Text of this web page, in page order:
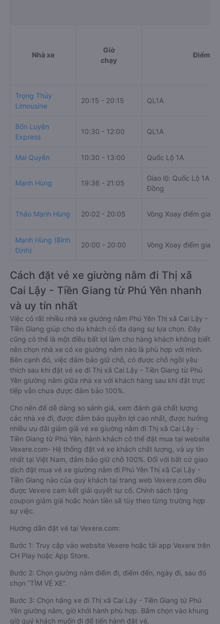
Nhà xe
Giờ
chạy
Điểm đi
Trọng Thủy
Limousine
20:15 - 20:15 QL1A
Bốn Luyện
Express
10:30 - 12:00 QL1A
Mai Quyên 10:30 - 13:00 Quốc Lộ 1A
Mạnh Hùng 19:36 - 21:05
Giao lộ: Quốc Lộ 1A &
Đồng
Thảo Mạnh Hùng 20:02 - 20:05 Vòng Xoay điểm giao
Mạnh Hùng (Bình
Định)
20:00 - 20:00 Vòng Xoay điểm giao
Cách đặt vé xe giường nằm đi Thị xã
Cai Lậy - Tiền Giang từ Phú Yên nhanh
và uy tín nhất
Việc có rất nhiều nhà xe giường nằm Phú Yên Thị xã Cai Lậy -
Tiền Giang giúp cho du khách có đa dạng sự lựa chọn. Đây
cũng có thể là một điều bất lợi làm cho hàng khách không biết
nên chọn nhà xe có xe giường nằm nào là phù hợp với mình.
Bên cạnh đó, việc đảm bảo giữ chỗ, có được chỗ ngồi yêu
thích sau khi đặt vé xe đi Thị xã Cai Lậy - Tiền Giang từ Phú
Yên giường nằm giữa nhà xe với khách hàng sau khi đặt trực
tiếp vẫn chưa được đảm bảo 100%.
Cho nên để dễ dàng so sánh giá, xem đánh giá chất lượng
các nhà xe đi, được đảm bảo quyền lợi cao nhất, được hưởng
nhiều ưu đãi giảm giá vé xe giường nằm đi Thị xã Cai Lậy -
Tiền Giang từ Phú Yên, hành khách có thể đặt mua tại website
Vexere.com- Hệ thống đặt vé xe khách chất lượng, và uy tín
nhất tại Việt Nam, đảm bảo giữ chỗ 100%. Đối với bất cứ giao
dịch đặt mua vé xe giường nằm đi Phú Yên Thị xã Cai Lậy -
Tiền Giang nào của quý khách tại trang web Vexere.com đều
được Vexere cam kết giải quyết sự cố. Chính sách tặng
coupon giảm giá hoặc hoàn tiền sẽ tùy theo từng trường hợp
sự việc.
Hướng dẫn đặt vé tại Vexere.com:
Bước 1: Truy cập vào website Vexere hoặc tải app Vexere trên
CH Play hoặc App Store.
Bước 2: Chọn giường nằm điểm đi, điểm đến, ngày đi, sau đó
chọn “TÌM VÉ XE”.
Bước 3: Chọn hãng xe đi Thị xã Cai Lậy - Tiền Giang từ Phú
Yên giường nằm, giờ khởi hành phù hợp. Bấm chọn vào khung
giờ quý khách muốn đi để tiến hành đặt vé.